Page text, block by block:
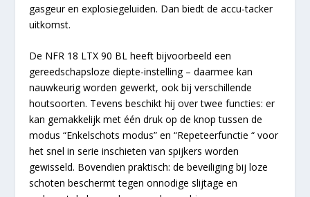
gasgeur en explosiegeluiden. Dan biedt de accu-tacker
uitkomst.
De NFR 18 LTX 90 BL heeft bijvoorbeeld een
gereedschapsloze diepte-instelling – daarmee kan
nauwkeurig worden gewerkt, ook bij verschillende
houtsoorten. Tevens beschikt hij over twee functies: er
kan gemakkelijk met één druk op de knop tussen de
modus “Enkelschots modus” en “Repeteerfunctie “ voor
het snel in serie inschieten van spijkers worden
gewisseld. Bovendien praktisch: de beveiliging bij loze
schoten beschermt tegen onnodige slijtage en